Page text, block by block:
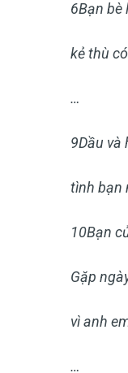
6Bạn bè
kẻ thù
…
9Dầu và
tình bạn
10Bạn
Gặp
vì anh
…